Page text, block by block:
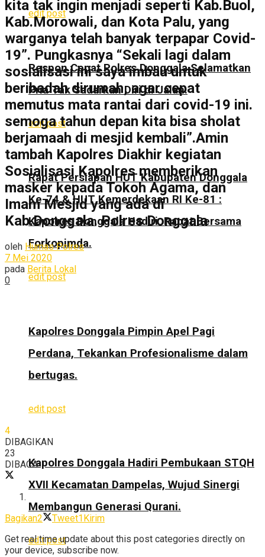
edit post
Respon Cepat Polres Donggala Selamatkan
Pria Tak Sadarkan Diri di Jalan.
edit post
Rapat Persiapan HUT Kabupaten Donggala
Ke-74 & HUT Kemerdekaan RI Ke-81 :
Kapolres Donggala Hadiri Rapat Bersama
Forkopimda.
edit post
Kapolres Donggala Pimpin Apel Pagi
Perdana, Tekankan Profesionalisme dalam
bertugas.
edit post
Kapolres Donggala Hadiri Pembukaan STQH
XVII Kecamatan Dampelas, Wujud Sinergi
Membangun Generasi Qurani.
edit post
kita tak ingin menjadi seperti Kab.Buol,
Kab.Morowali, dan Kota Palu, yang
warganya telah banyak terpapar Covid-
19”. Pungkasnya “Sekali lagi dalam
sosialisasi ini saya imbau untuk
beribadah dirumah, agar cepat
memutus mata rantai dari covid-19 ini.
semoga tahun depan kita bisa sholat
berjamaah di mesjid kembali”.Amin
tambah Kapolres Diakhir kegiatan
Sosialisasi Kapolres memberikan
masker kepada Tokoh Agama, dan
Imam Mesjid yang ada di
Kab.Donggala. Polres Donggala
oleh Humas Polres
7 Mei 2020
pada Berita Lokal
0
4
DIBAGIKAN
23
DIBACA
Bagikan2 Tweet1 Kirim
Get real time update about this post categories directly on
your device, subscribe now.